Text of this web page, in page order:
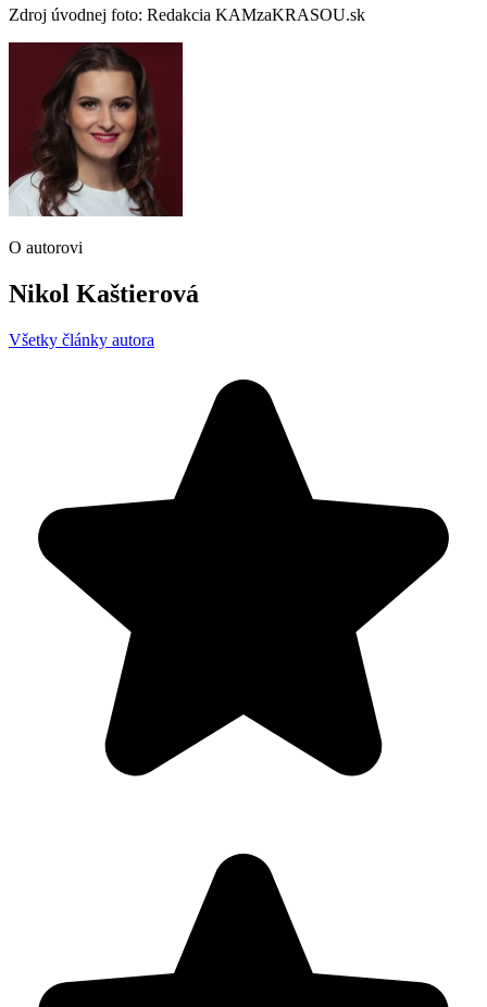
Zdroj úvodnej foto: Redakcia KAMzaKRASOU.sk
O autorovi
Nikol Kaštierová
Všetky články autora